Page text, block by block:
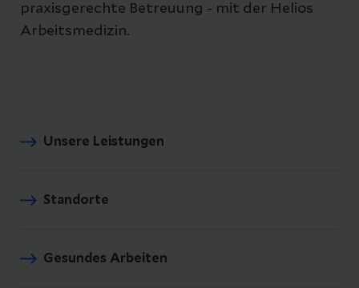
praxisgerechte Betreuung - mit der Helios
Arbeitsmedizin.
Unsere Leistungen
Standorte
Gesundes Arbeiten